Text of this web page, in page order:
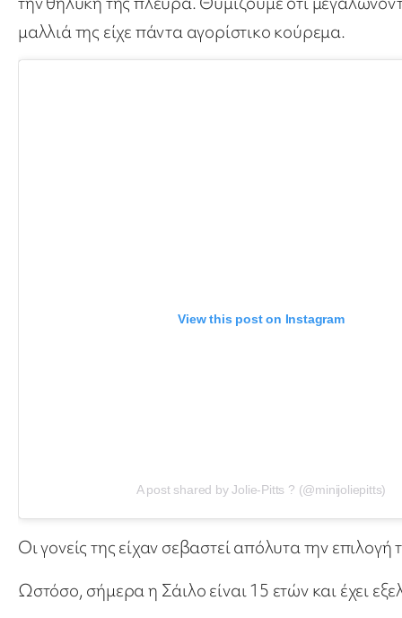
μαλλιά της είχε πάντα αγορίστικο κούρεμα.
View this post on Instagram
A post shared by Jolie-Pitts ? (@minijoliepitts)
Οι γονείς της είχαν σεβαστεί απόλυτα την επιλογή
Ωστόσο, σήμερα η Σάιλο είναι 15 ετών και έχει